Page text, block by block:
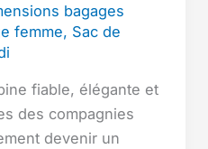
bagages
femme, Sac de
fiable, élégante et
des compagnies
devenir un